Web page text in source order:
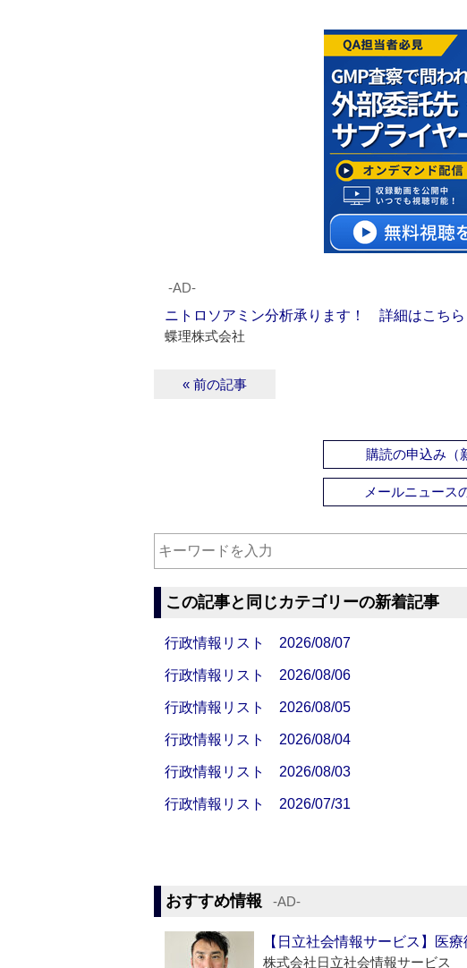
‐AD‐
ニトロソアミン分析承ります！ 詳細はこちら
蝶理株式会社
« 前の記事
購読の申込み（
メールニュース
この記事と同じカテゴリーの新着記事
行政情報リスト 2026/08/07
行政情報リスト 2026/08/06
行政情報リスト 2026/08/05
行政情報リスト 2026/08/04
行政情報リスト 2026/08/03
行政情報リスト 2026/07/31
おすすめ情報 ‐AD‐
【日立社会情報サービス】医
株式会社日立社会情報サービス